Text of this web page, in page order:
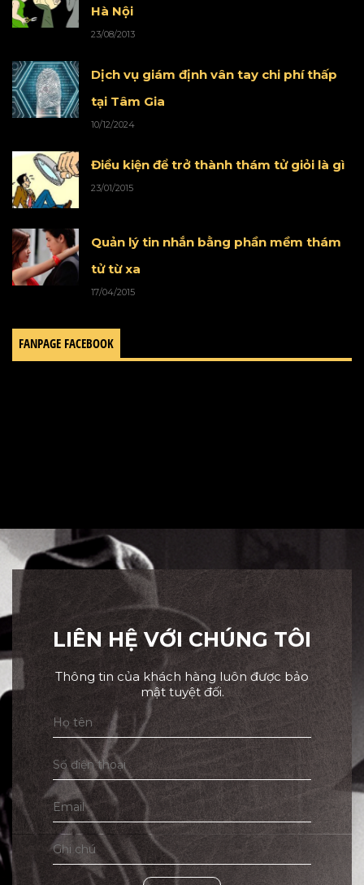
Hà Nội
23/08/2013
Dịch vụ giám định vân tay chi phí thấp
tại Tâm Gia
10/12/2024
Điều kiện để trở thành thám tử giỏi là gì
23/01/2015
Quản lý tin nhắn bằng phần mềm thám
tử từ xa
17/04/2015
FANPAGE FACEBOOK
LIÊN HỆ VỚI CHÚNG TÔI
Thông tin của khách hàng luôn được bảo
mật tuyệt đối.